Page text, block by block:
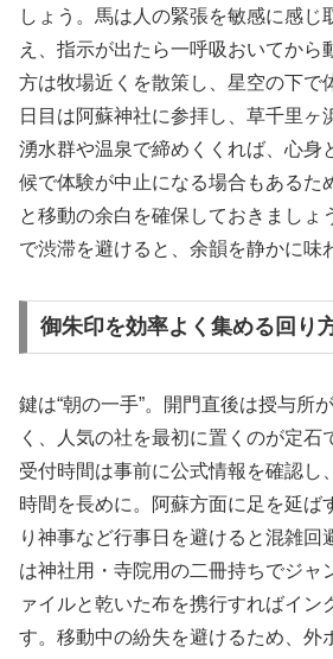
しょう。馬は人の緊張を敏感に感じ
え、指示が出たら一呼吸おいてから
方は牧場近くを散策し、星空の下で
日目は阿蘇神社に参拝し、草千里ヶ
湧水群や温泉で締めくくれば、心身
候で体験が中止になる場合もあるた
と移動の余白を確保しておきましょ
で渋滞を避けると、余韻を静かに味
御朱印を効率よく集める回り
鍵は“朝の一手”。開門直後は授与所
く、人気の社を最初に置くのが定石
受付時間は事前に公式情報を確認し
時間を長めに。阿蘇方面に足を延ば
り神事など行事日を避けると混雑回
は神社用・寺院用の二冊持ちでジャ
ァイルと乾いた布を携行すればイン
す。移動中の紛失を避けるため、外